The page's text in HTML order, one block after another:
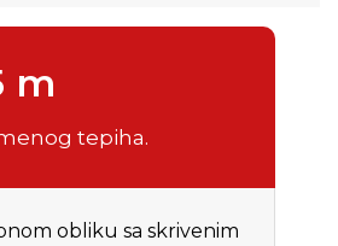
m
tepiha.
obliku sa skrivenim